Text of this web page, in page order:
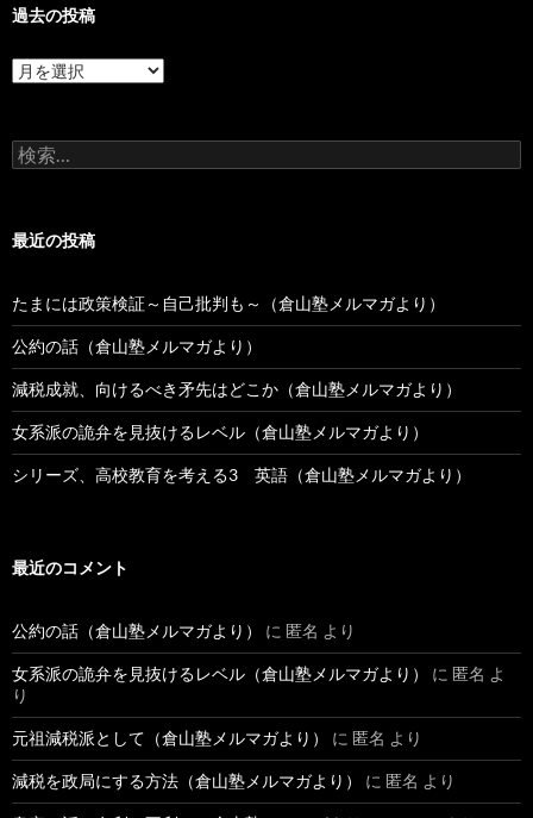
過去の投稿
過
去
稿
検
索:
最近の投稿
たまには政策検証～自己批判も～（倉山塾メルマガより）
公約の話（倉山塾メルマガより）
減税成就、向けるべき矛先はどこか（倉山塾メルマガより）
女系派の詭弁を見抜けるレベル（倉山塾メルマガより）
シリーズ、高校教育を考える3 英語（倉山塾メルマガより）
最近のコメント
公約の話（倉山塾メルマガより） に 匿名 より
女系派の詭弁を見抜けるレベル（倉山塾メルマガより） に 匿名 よ
り
元祖減税派として（倉山塾メルマガより） に 匿名 より
減税を政局にする方法（倉山塾メルマガより） に 匿名 より